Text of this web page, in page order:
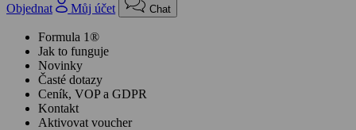
Objednat
Můj účet Chat
Formula 1®
Jak to funguje
Novinky
Časté dotazy
Ceník, VOP a GDPR
Kontakt
Aktivovat voucher